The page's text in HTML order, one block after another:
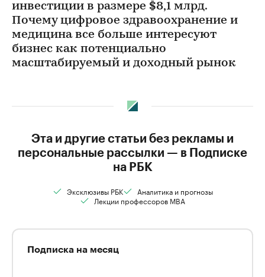
инвестиции в размере $8,1 млрд.
Почему цифровое здравоохранение и
медицина все больше интересуют
бизнес как потенциально
масштабируемый и доходный рынок
Эта и другие статьи без рекламы и
персональные рассылки — в Подписке
на РБК
Эксклюзивы РБК
Аналитика и прогнозы
Лекции профессоров MBA
Подписка на месяц